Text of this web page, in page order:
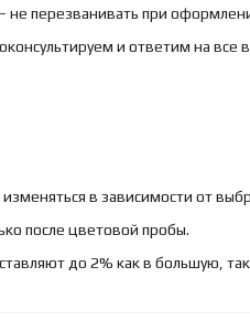
перезванивать при
и ответим на все
в зависимости от
после цветовой пробы.
до 2% как в большую,